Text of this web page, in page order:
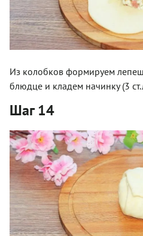
Из колобков формируем
блюдце и кладем начинку (3
Шаг 14